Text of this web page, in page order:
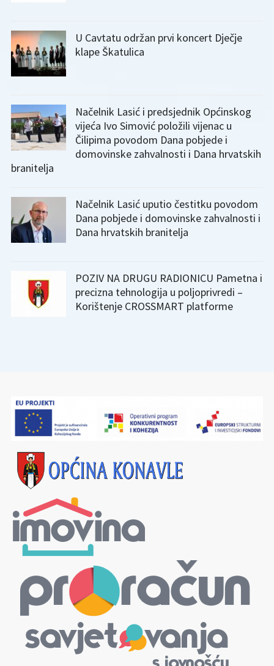
U Cavtatu održan prvi koncert Dječje
klape Škatulica
Načelnik Lasić i predsjednik Općinskog
vijeća Ivo Simović položili vijenac u
Čilipima povodom Dana pobjede i
domovinske zahvalnosti i Dana hrvatskih
branitelja
Načelnik Lasić uputio čestitku povodom
Dana pobjede i domovinske zahvalnosti i
Dana hrvatskih branitelja
POZIV NA DRUGU RADIONICU Pametna i
precizna tehnologija u poljoprivredi –
Korištenje CROSSMART platforme